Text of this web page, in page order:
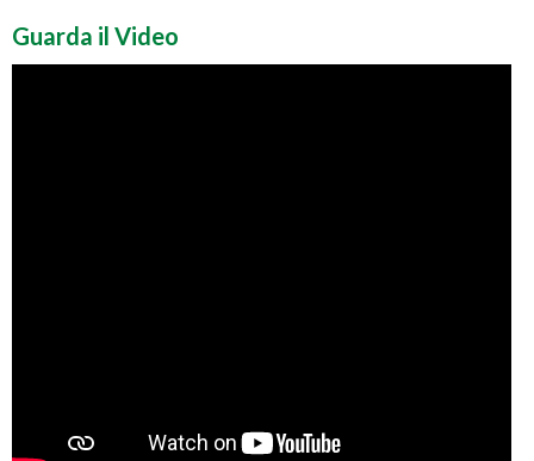
Guarda il Video